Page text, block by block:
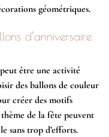
géométriques.
d’anniversaire
être une activité
des ballons de couleur
créer des motifs
de la fête peuvent
sans trop d’efforts.